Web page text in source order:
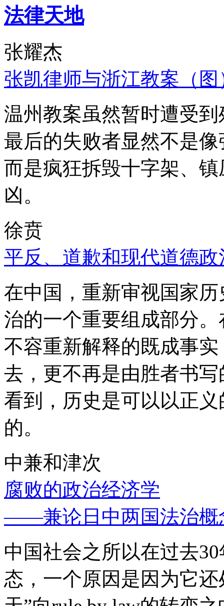
法律天地
张耀杰
张凯律师与浙江教案（图
温州教案虽然暂时遭受
最后的失败者显然不是
而是疯狂拆毁十字架、
凶。
徐贲
平反、道歉和现代道德政
在中国，重新审视国家
治的一个重要组成部分
不容重新解释的既成事
去，更不再是由胜者书
看到，历史是可以以正
的。
中兼和津次
腐败的政治经济学
——兼论日中两国法治概
中国社会之所以在过去
态，一个原因是因为它